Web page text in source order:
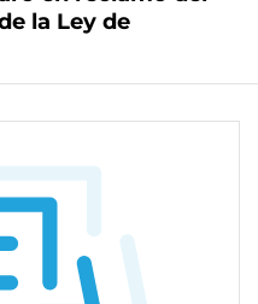
la Ley de